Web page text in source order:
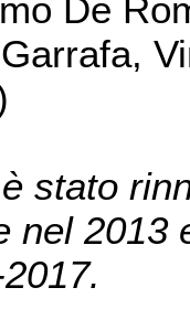
De
stato
nel 2013